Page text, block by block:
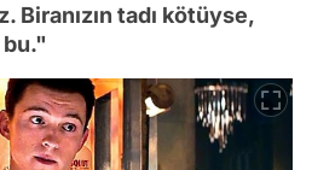
Biranızın tadı kötüyse,